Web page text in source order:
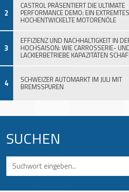
2
CASTROL PRÄSENTIERT DIE ULTIMATE
PERFORMANCE DEMO: EIN
HOCHENTWICKELTE MOTORENÖLE
3
EFFIZIENZ UND NACHHALTIGKEIT IN
HOCHSAISON: WIE CARROSSERIE-
LACKIERBETRIEBE KAPAZITÄTEN
4 SCHWEIZER AUTOMARKT IM JULI MIT
BREMSSPUREN
SUCHEN